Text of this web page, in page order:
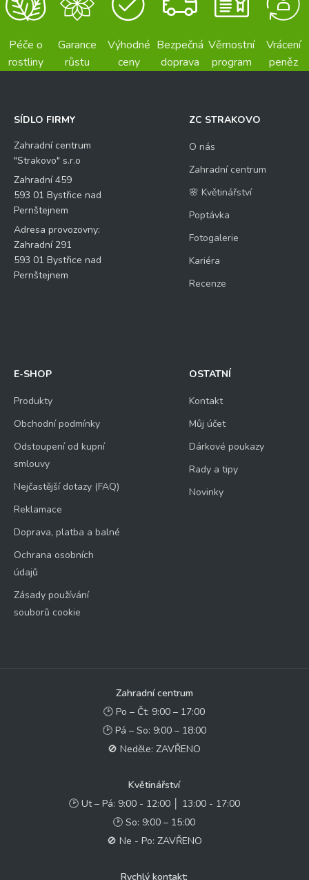
Péče o
rostliny
Garance
růstu
Výhodné
ceny
Bezpečná
doprava
Věrnostní
program
Vrácení
peněz
SÍDLO FIRMY
Zahradní centrum
"Strakovo" s.r.o
Zahradní 459
593 01 Bystřice nad
Pernštejnem
Adresa provozovny:
Zahradní 291
593 01 Bystřice nad
Pernštejnem
ZC STRAKOVO
O nás
Zahradní centrum
🌸 Květinářství
Poptávka
Fotogalerie
Kariéra
Recenze
E-SHOP
Produkty
Obchodní podmínky
Odstoupení od kupní
smlouvy
Nejčastější dotazy (FAQ)
Reklamace
Doprava, platba a balné
Ochrana osobních
údajů
Zásady používání
souborů cookie
OSTATNÍ
Kontakt
Můj účet
Dárkové poukazy
Rady a tipy
Novinky
Zahradní centrum
🕑 Po – Čt: 9:00 – 17:00
🕑 Pá – So: 9:00 – 18:00
🚫 Neděle: ZAVŘENO
Květinářství
🕑 Ut – Pá: 9:00 - 12:00 │ 13:00 - 17:00
🕑 So: 9:00 – 15:00
🚫 Ne - Po: ZAVŘENO
Rychlý kontakt: